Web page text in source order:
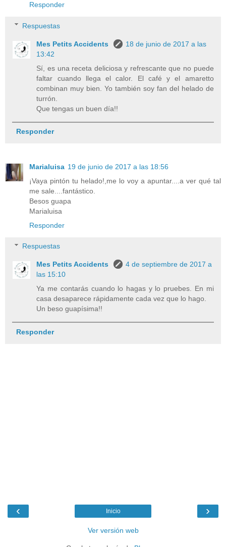
Responder
Respuestas
Mes Petits Accidents
18 de junio de 2017 a las
13:42
Sí, es una receta deliciosa y refrescante que no puede
faltar cuando llega el calor. El café y el amaretto
combinan muy bien. Yo también soy fan del helado de
turrón.
Que tengas un buen día!!
Responder
Marialuisa 19 de junio de 2017 a las 18:56
¡Vaya pintón tu helado!,me lo voy a apuntar....a ver qué tal
me sale....fantástico.
Besos guapa
Marialuisa
Responder
Respuestas
Mes Petits Accidents
4 de septiembre de 2017 a
las 15:10
Ya me contarás cuando lo hagas y lo pruebes. En mi
casa desaparece rápidamente cada vez que lo hago.
Un beso guapísima!!
Responder
‹ ›
Inicio
Ver versión web